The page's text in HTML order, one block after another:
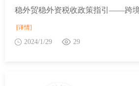
[详情]
2024/1/29 29